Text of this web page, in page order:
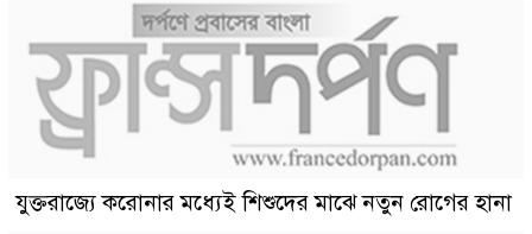
যুক্তরাজ্যে করোনার মধ্যেই শিশুদের মাঝে নতুন রোগের হানা